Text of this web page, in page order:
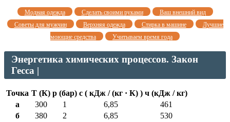
Модная одежда Сделать своими руками
Ваш внешний вид
Советы для мужчин
Верхняя одежда Стирка в машине
Лучшие
моющие средства
Учитываем время года
Энергетика химических процессов. Закон
Гесса |
Точка Т (К) p (бар) с ( кДж / (кг · К) ) ч (кДж / кг)
а
300 1 6,85
461
б
380 2 6,85
530